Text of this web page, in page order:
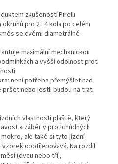
zkušeností Pirelli
pro 2 i 4 kola po celém
se dvěmi diametrálně
maximální mechanickou
a vyšší odolnost proti
není potřeba přemýšlet nad
nebo jestli budou na trati
vlastností pláště, který
a záběr v protichůdných
ale také si tyto jízdní
opotřebovává. Na rozdíl
(dvou nebo tří),